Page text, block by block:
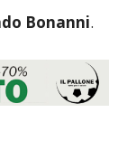
Bonanni.